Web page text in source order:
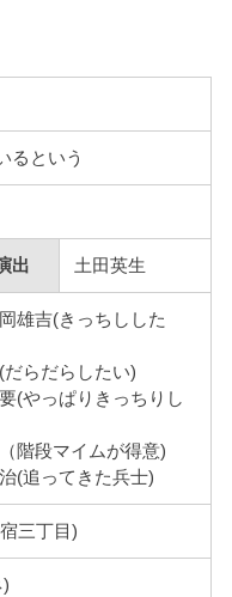
るという
出 土田英生
雄吉(きっちしした
らだらしたい)
(やっぱりきっちりし
階段マイムが得意)
(追ってきた兵士)
三丁目)